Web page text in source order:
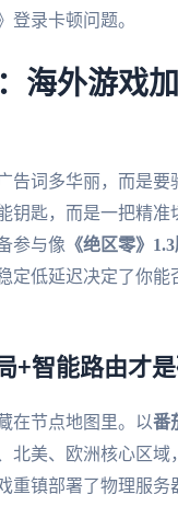
登录卡顿问题。
海外游戏
告词多华丽，而是要
钥匙，而是一把精准
参与像 《绝区零》
定低延迟决定了你能
+智能路由才
在节点地图里。以番
北美、欧洲核心区域
重镇部署了物理服务